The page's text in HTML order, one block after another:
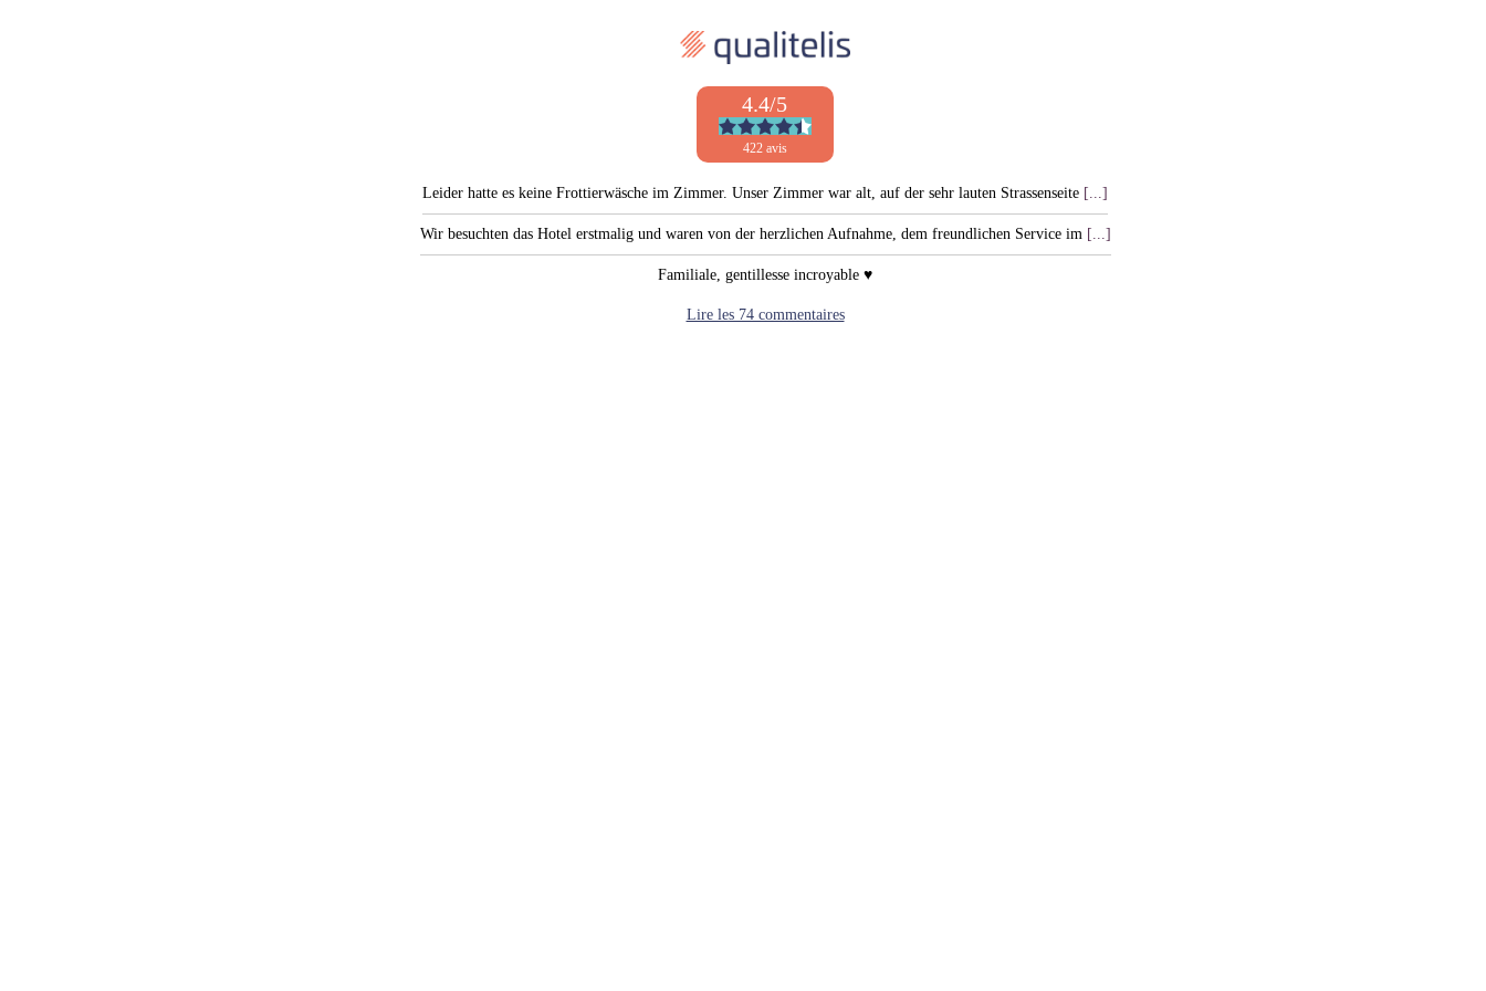
4.4/5
422 avis
Leider hatte es keine Frottierwäsche im Zimmer. Unser Zimmer war alt, auf der sehr lauten Strassenseite [...]
Wir besuchten das Hotel erstmalig und waren von der herzlichen Aufnahme, dem freundlichen Service im [...]
Familiale, gentillesse incroyable ♥️
Lire les 74 commentaires